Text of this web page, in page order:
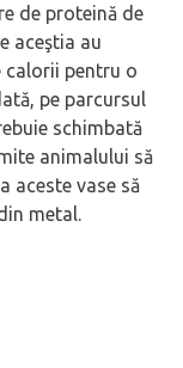
de proteină de
aceştia au
calorii pentru o
pe parcursul
schimbată
animalului să
aceste vase să
metal.